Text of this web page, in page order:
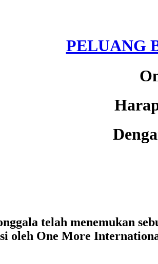
PELUANG
telah menemukan
oleh One More